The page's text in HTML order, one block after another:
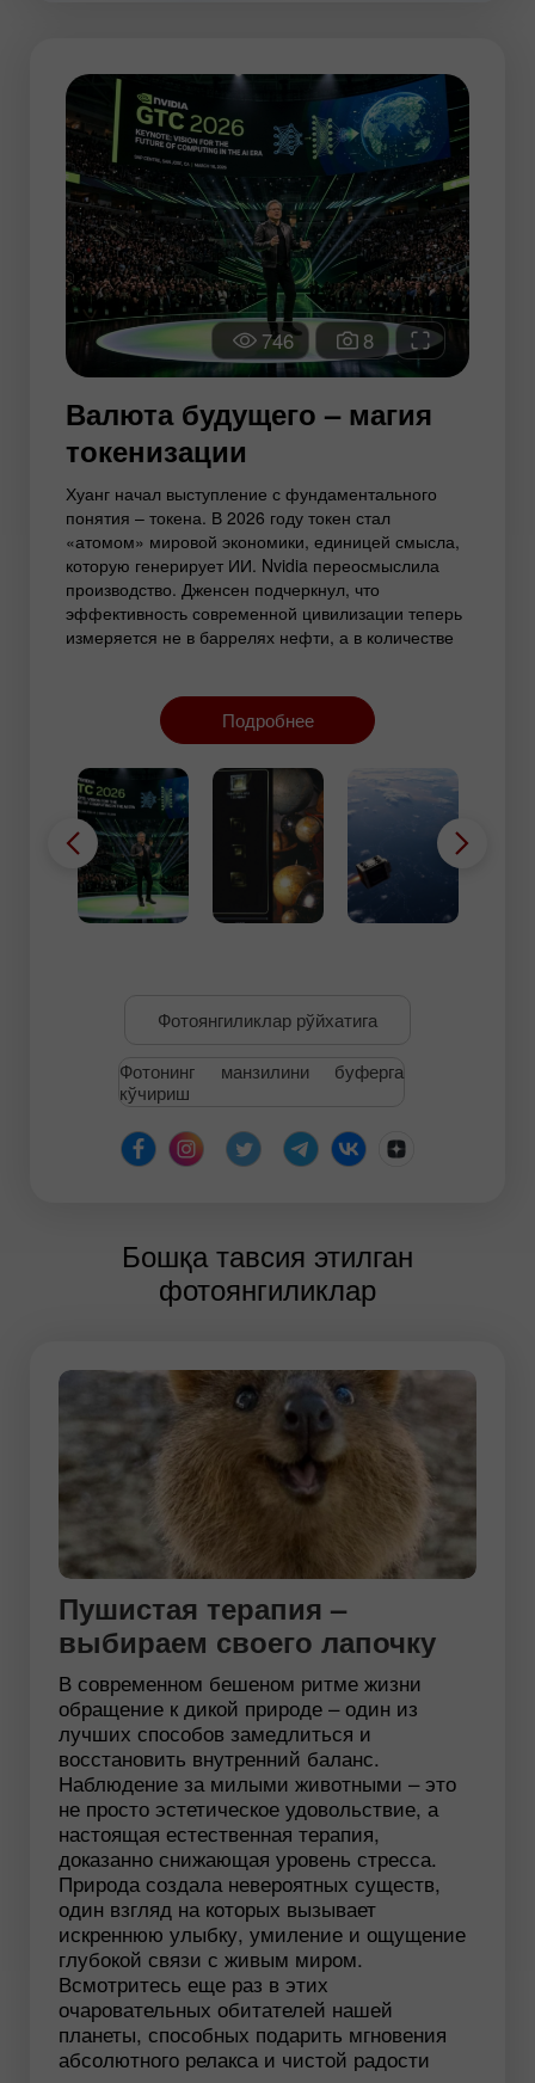
746 8
Валюта будущего – магия
токенизации
Хуанг начал выступление с фундаментального
понятия – токена. В 2026 году токен стал
«атомом» мировой экономики, единицей смысла,
которую генерирует ИИ. Nvidia переосмыслила
производство. Дженсен подчеркнул, что
эффективность современной цивилизации теперь
измеряется не в баррелях нефти, а в количестве
светящихся частиц складывались в сложные
структуры, визуализируя невидимый поток данных,
бизнеса и быта.
Подробнее
Фотоянгиликлар рўйхатига
Фотонинг манзилини буферга
кўчириш
Бошқа тавсия этилган
фотоянгиликлар
Пушистая терапия –
выбираем своего лапочку
В современном бешеном ритме жизни
обращение к дикой природе – один из
лучших способов замедлиться и
восстановить внутренний баланс.
Наблюдение за милыми животными – это
не просто эстетическое удовольствие, а
настоящая естественная терапия,
доказанно снижающая уровень стресса.
Природа создала невероятных существ,
один взгляд на которых вызывает
искреннюю улыбку, умиление и ощущение
глубокой связи с живым миром.
Всмотритесь еще раз в этих
очаровательных обитателей нашей
планеты, способных подарить мгновения
абсолютного релакса и чистой радости